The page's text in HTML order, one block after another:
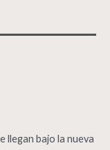
llegan bajo la nueva